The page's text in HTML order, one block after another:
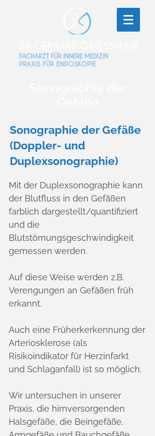
Sonographie der Gefäße
(Doppler- und
Duplexsonographie)
Mit der Duplexsonographie kann
der Blutfluss in den Gefäßen
farblich dargestellt/quantifiziert
und die
Blutstömungsgeschwindigkeit
gemessen werden.
Auf diese Weise werden z.B.
Verengungen an Gefäßen früh
erkannt.
Auch eine Früherkerkennung der
Arteriosklerose (als
Risikoindikator für Herzinfarkt
und Schlaganfall) ist so möglich.
Wir untersuchen in unserer
Praxis, die hirnversorgenden
Halsgefäße, die Beingefäße,